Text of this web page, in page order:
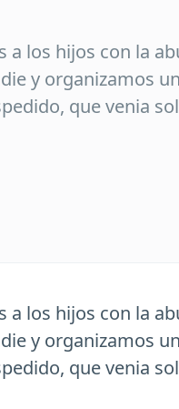
los hijos con la
y organizamos
que venia
los hijos con la
y organizamos
que venia